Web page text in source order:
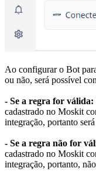
Ao configurar o Bot
ou não, será possível
- Se a regra for válida:
cadastrado no Moskit
integração, portanto
- Se a regra não for
cadastrado no Moskit
integração, portanto,